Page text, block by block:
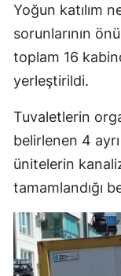
Yoğun katılım
sorunlarının
toplam 16
yerleştirildi.
Tuvaletlerin
belirlenen 4
ünitelerin
tamamlandığı